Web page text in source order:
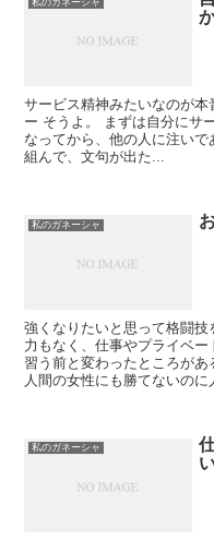
サービス精神みたいなのが
ー そうよ。 まずは自分にサ
なってから、他の人に注い
組んで、文句が出た...
私のガネーシャ
強くなりたいと思って格闘
力もなく、仕事やプライベー
習う前と変わったところがあ
人間の女性にも勝てないのに
私のガネーシャ